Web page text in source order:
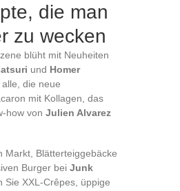
die man
zu wecken
blüht mit Neuheiten
und Homer
die neue
mit Kollagen, das
how von Julien Alvarez
Markt, Blätterteiggebäcke
Burger bei Junk
Sie XXL-Crêpes, üppige